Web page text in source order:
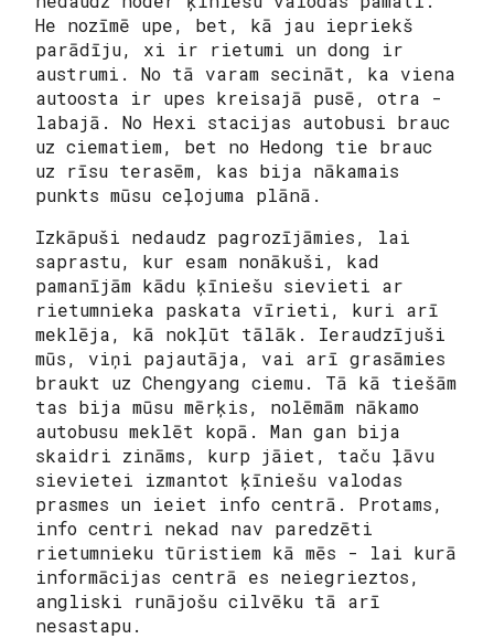
He nozīmē upe, bet, kā jau iepriekš
parādīju, xi ir rietumi un dong ir
austrumi. No tā varam secināt, ka viena
autoosta ir upes kreisajā pusē, otra -
labajā. No Hexi stacijas autobusi brauc
uz ciematiem, bet no Hedong tie brauc
uz rīsu terasēm, kas bija nākamais
punkts mūsu ceļojuma plānā.
Izkāpuši nedaudz pagrozījāmies, lai
saprastu, kur esam nonākuši, kad
pamanījām kādu ķīniešu sievieti ar
rietumnieka paskata vīrieti, kuri arī
meklēja, kā nokļūt tālāk. Ieraudzījuši
mūs, viņi pajautāja, vai arī grasāmies
braukt uz Chengyang ciemu. Tā kā tiešām
tas bija mūsu mērķis, nolēmām nākamo
autobusu meklēt kopā. Man gan bija
skaidri zināms, kurp jāiet, taču ļāvu
sievietei izmantot ķīniešu valodas
prasmes un ieiet info centrā. Protams,
info centri nekad nav paredzēti
rietumnieku tūristiem kā mēs - lai kurā
informācijas centrā es neiegrieztos,
angliski runājošu cilvēku tā arī
nesastapu.